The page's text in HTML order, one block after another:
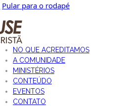
Pular para o rodapé
NO QUE ACREDITAMOS
A COMUNIDADE
MINISTÉRIOS
CONTEÚDO
EVENTOS
CONTATO